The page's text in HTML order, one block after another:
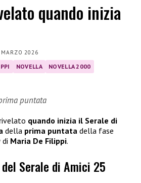
quando inizia
MARZO 2026
NOVELLA
NOVELLA 2000
puntata
quando inizia il Serale di
della prima puntata della fase
Maria De Filippi.
Serale di Amici 25